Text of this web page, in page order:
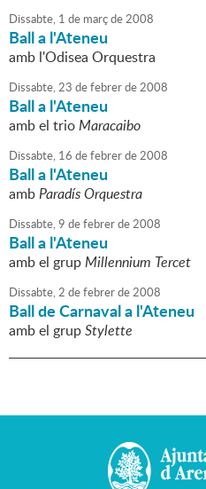
Dissabte, 1 de marçde2008
Ball a l'Ateneu
amb l'Odisea Orquestra
Dissabte,23 defebrerde2008
Ball a l'Ateneu
amb el trioMaracaibo
Dissabte, 16 defebrerde2008
Ball a l'Ateneu
ambParadís Orquestra
Dissabte,9 defebrerde2008
Ball a l'Ateneu
amb el grupMillennium Tercet
Dissabte,2 defebrerde2008
Ball de Carnaval a l'Ateneu
amb el grupStylette